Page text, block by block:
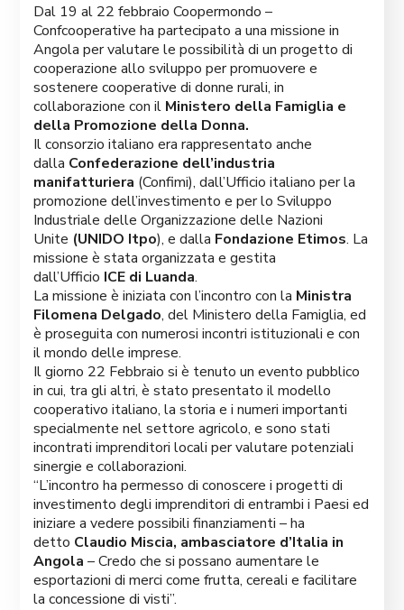
Dal 19 al 22 febbraio Coopermondo –
Confcooperative ha partecipato a una missione in
Angola per valutare le possibilità di un progetto di
cooperazione allo sviluppo per promuovere e
sostenere cooperative di donne rurali, in
collaborazione con il Ministero della Famiglia e
della Promozione della Donna.
Il consorzio italiano era rappresentato anche
dalla Confederazione dell’industria
manifatturiera (Confimi), dall’Ufficio italiano per la
promozione dell’investimento e per lo Sviluppo
Industriale delle Organizzazione delle Nazioni
Unite (UNIDO Itpo), e dalla Fondazione Etimos. La
missione è stata organizzata e gestita
dall’Ufficio ICE di Luanda.
La missione è iniziata con l’incontro con la Ministra
Filomena Delgado, del Ministero della Famiglia, ed
è proseguita con numerosi incontri istituzionali e con
il mondo delle imprese.
Il giorno 22 Febbraio si è tenuto un evento pubblico
in cui, tra gli altri, è stato presentato il modello
cooperativo italiano, la storia e i numeri importanti
specialmente nel settore agricolo, e sono stati
incontrati imprenditori locali per valutare potenziali
sinergie e collaborazioni.
“L’incontro ha permesso di conoscere i progetti di
investimento degli imprenditori di entrambi i Paesi ed
iniziare a vedere possibili finanziamenti – ha
detto Claudio Miscia, ambasciatore d’Italia in
Angola – Credo che si possano aumentare le
esportazioni di merci come frutta, cereali e facilitare
la concessione di visti”.